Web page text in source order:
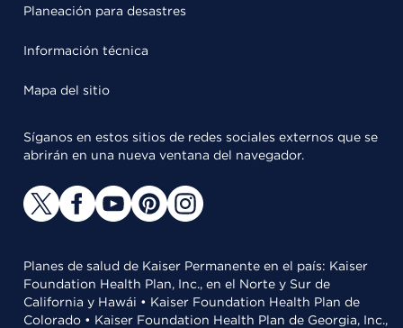
Planeación para desastres
Información técnica
Mapa del sitio
Síganos en estos sitios de redes sociales externos que se
abrirán en una nueva ventana del navegador.
Planes de salud de Kaiser Permanente en el país: Kaiser
Foundation Health Plan, Inc., en el Norte y Sur de
California y Hawái • Kaiser Foundation Health Plan de
Colorado • Kaiser Foundation Health Plan de Georgia, Inc.,